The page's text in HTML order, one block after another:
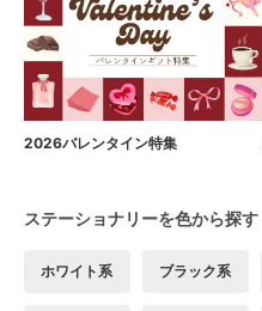
2026バレンタイン特集
ステーショナリーを色から探す
ホワイト系 ブラック系